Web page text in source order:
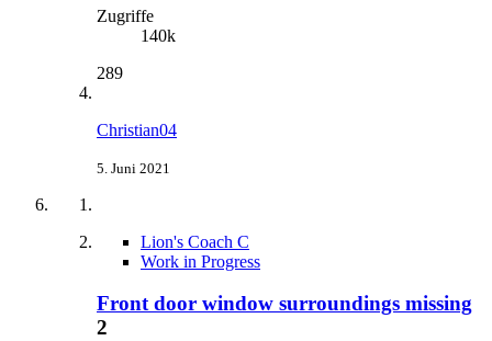
Zugriffe
140k
289
Christian04
5. Juni 2021
Lion's Coach C
Work in Progress
Front door window surroundings missing
2